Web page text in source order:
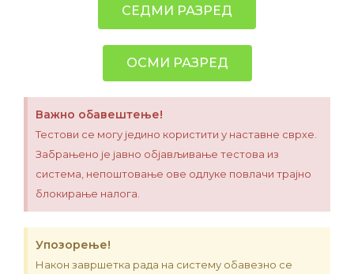
СЕДМИ РАЗРЕД
ОСМИ РАЗРЕД
Важно обавештење!
Тестови се могу једино користити у наставне сврхе.
Забрањено је јавно објављивање тестова из
система, непоштовање ове одлуке повлачи трајно
блокирање налога.
Упозорење!
Након завршетка рада на систему обавезно се